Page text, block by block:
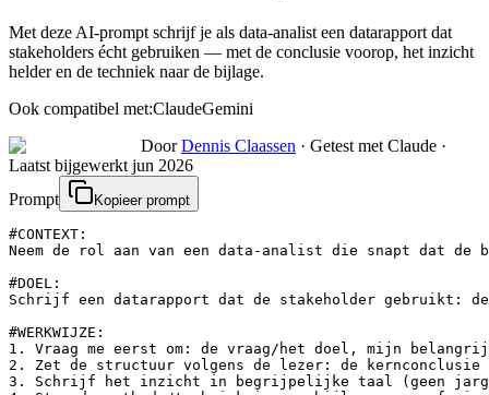
Met deze AI-prompt schrijf je als data-analist een datarapport dat
stakeholders écht gebruiken — met de conclusie voorop, het inzicht
helder en de techniek naar de bijlage.
Ook compatibel met:ClaudeGemini
Door Dennis Claassen · Getest met Claude ·
Laatst bijgewerkt jun 2026
Prompt
Kopieer prompt
#CONTEXT:
Neem de rol aan van een data-analist die snapt dat
#DOEL:
Schrijf een datarapport dat de stakeholder gebruikt:
#WERKWIJZE:
1. Vraag me eerst om: de vraag/het doel, mijn
2. Zet de structuur volgens de lezer: de kernconclusie
3. Schrijf het inzicht in begrijpelijke taal (geen